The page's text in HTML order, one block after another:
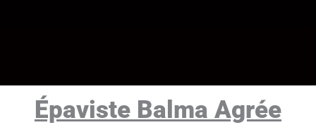
Épaviste Balma Agrée